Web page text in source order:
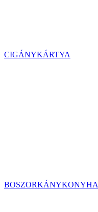
CIGÁNYKÁRTYA
BOSZORKÁNYKONYHA